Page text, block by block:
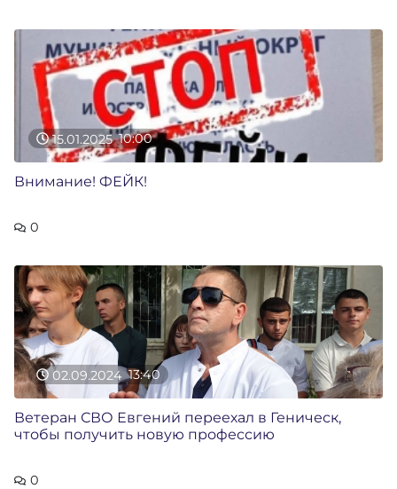
15.01.2025 10:00
Внимание! ФЕЙК!
0
02.09.2024 13:40
Ветеран СВО Евгений переехал в Геническ,
чтобы получить новую профессию
0